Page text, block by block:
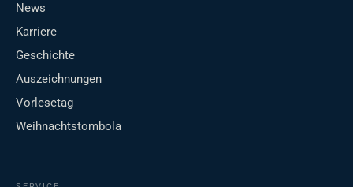
News
Karriere
Geschichte
Auszeichnungen
Vorlesetag
Weihnachtstombola